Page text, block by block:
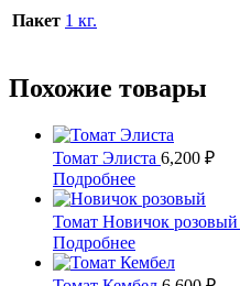
Пакет 1 кг.
Похожие товары
Томат Элиста 6,200 ₽
ПодробнееЭтот
товар
имеет
несколько
вариаций.
Опции
Томат Новичок розовый
ПодробнееЭтот
товар
имеет